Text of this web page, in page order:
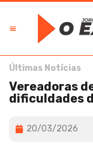
Últimas Notícias
Vereadoras
dificuldades
20/03/2026